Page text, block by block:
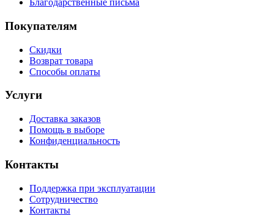
Благодарственные письма
Покупателям
Скидки
Возврат товара
Способы оплаты
Услуги
Доставка заказов
Помощь в выборе
Конфиденциальность
Контакты
Поддержка при эксплуатации
Сотрудничество
Контакты